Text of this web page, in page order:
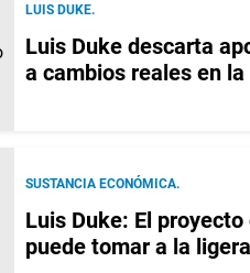
LUIS DUKE.
Luis Duke descarta
a cambios reales en
SUSTANCIA ECONÓMICA.
Luis Duke: El
puede tomar a la ligera